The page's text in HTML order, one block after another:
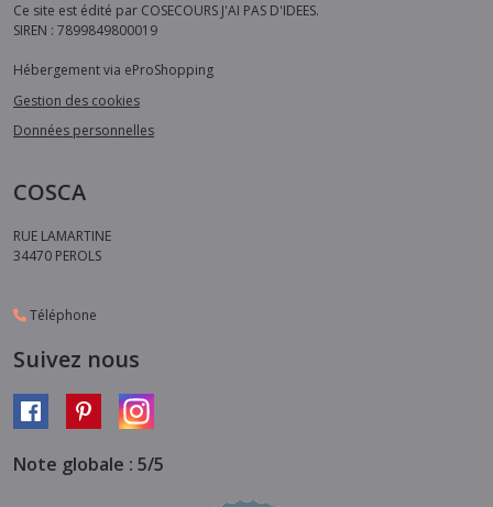
Ce site est édité par COSECOURS J'AI PAS D'IDEES.
SIREN : 7899849800019
Hébergement via eProShopping
Gestion des cookies
Données personnelles
COSCA
RUE LAMARTINE
34470 PEROLS
Téléphone
Suivez nous
Note globale : 5/5